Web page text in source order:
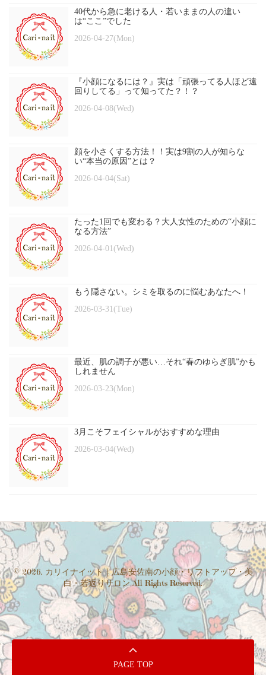
40代から急に老ける人・若いままの人の違い
は“ここ”でした
2026-04-27(Mon)
『小顔になるには？』実は「頑張ってる人ほど遠
回りしてる」って知ってた？！？
2026-04-08(Wed)
顔を小さくする方法！！実は9割の人が知らな
い“本当の原因”とは？
2026-04-04(Sat)
たった1回でも変わる？大人女性のための“小顔に
なる方法”
2026-04-01(Wed)
もう隠さない。シミを取るのに悩むあなたへ！
2026-03-31(Tue)
最近、肌の調子が悪い…それ“春のゆらぎ肌”かも
しれません
2026-03-23(Mon)
3月こそフェイシャルがおすすめな理由
2026-03-04(Wed)
© 2026. カリイナイット｜広島安佐南の小顔・リフトアップ・美
白・若返りサロン All Rights Reserved.
PAGE TOP